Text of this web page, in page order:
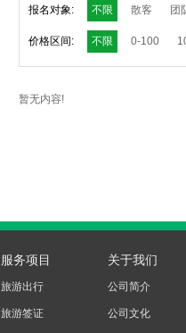
报名对象: 不限 散客 团
价格区间: 不限 0-100
暂无内容!
服务项目
旅游出行
旅游签证
关于我们
公司简介
公司文化